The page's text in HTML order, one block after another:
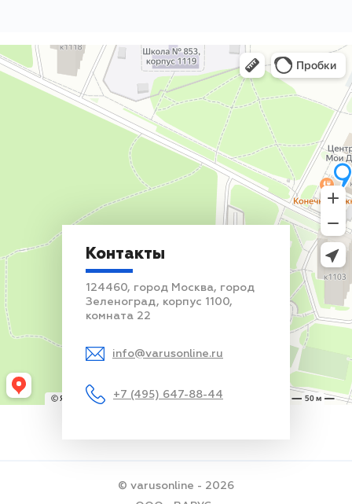
Контакты
124460, город Москва, город
Зеленоград, корпус 1100,
комната 22
info@varusonline.ru
+7 (495) 647-88-44
© varusonline - 2026